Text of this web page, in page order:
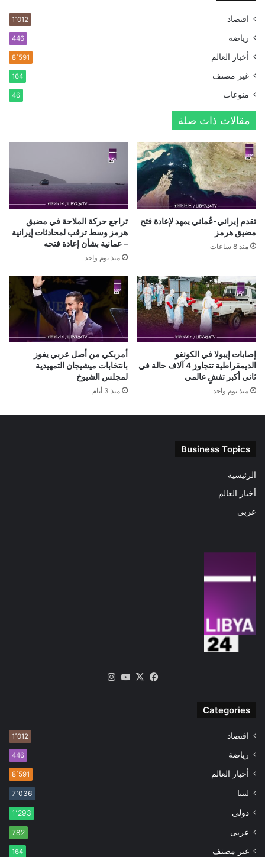
اقتصاد 1٬012
رياضة 446
أخبار العالم 8٬591
غير مصنف 164
منوعات 46
مقالات ذات صلة
تقدم إيراني-عُماني يمهد لإعادة فتح
مضيق هرمز
منذ 8 ساعات
تراجع حركة الملاحة في مضيق
هرمز وسط ترقب لمحادثات إيرانية
– عمانية بشأن إعادة فتحه
منذ يوم واحد
إصابات إيبولا في الكونغو
الديمقراطية تتجاوز 4 آلاف حالة في
ثاني أكبر تفشٍ عالمي
منذ يوم واحد
أمربكي من أصل عربي يفوز
بانتخابات ميشيجان التمهيدية
لمجلس الشيوخ
منذ 3 أيام
Business Topics
الرئيسية
أخبار العالم
عربى
فيسبوك
‫X
‫YouTube
Categories
اقتصاد 1٬012
رياضة 446
أخبار العالم 8٬591
ليبيا 7٬036
دولى 1٬293
عربى 782
غير مصنف 164